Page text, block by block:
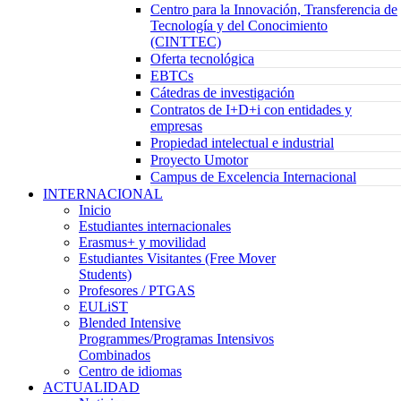
Centro para la Innovación, Transferencia de
Tecnología y del Conocimiento
(CINTTEC)
Oferta tecnológica
EBTCs
Cátedras de investigación
Contratos de I+D+i con entidades y
empresas
Propiedad intelectual e industrial
Proyecto Umotor
Campus de Excelencia Internacional
INTERNACIONAL
Inicio
Estudiantes internacionales
Erasmus+ y movilidad
Estudiantes Visitantes (Free Mover
Students)
Profesores / PTGAS
EULiST
Blended Intensive
Programmes/Programas Intensivos
Combinados
Centro de idiomas
ACTUALIDAD